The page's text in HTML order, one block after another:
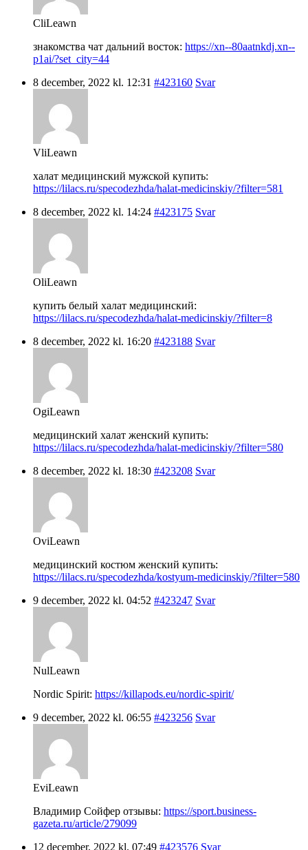
CliLeawn
знакомства чат дальний восток: https://xn--80aatnkdj.xn--
p1ai/?set_city=44
8 december, 2022 kl. 12:31 #423160 Svar
VliLeawn
халат медицинский мужской купить:
https://lilacs.ru/specodezhda/halat-medicinskiy/?filter=581
8 december, 2022 kl. 14:24 #423175 Svar
OliLeawn
купить белый халат медицинский:
https://lilacs.ru/specodezhda/halat-medicinskiy/?filter=8
8 december, 2022 kl. 16:20 #423188 Svar
OgiLeawn
медицинский халат женский купить:
https://lilacs.ru/specodezhda/halat-medicinskiy/?filter=580
8 december, 2022 kl. 18:30 #423208 Svar
OviLeawn
медицинский костюм женский купить:
https://lilacs.ru/specodezhda/kostyum-medicinskiy/?filter=580
9 december, 2022 kl. 04:52 #423247 Svar
NulLeawn
Nordic Spirit: https://killapods.eu/nordic-spirit/
9 december, 2022 kl. 06:55 #423256 Svar
EviLeawn
Владимир Сойфер отзывы: https://sport.business-
gazeta.ru/article/279099
12 december, 2022 kl. 07:49 #423576 Svar